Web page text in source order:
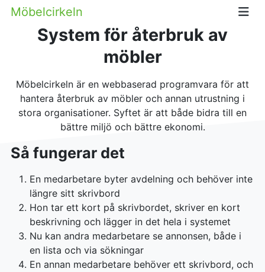
Möbelcirkeln
System för återbruk av
möbler
Möbelcirkeln är en webbaserad programvara för att
hantera återbruk av möbler och annan utrustning i
stora organisationer. Syftet är att både bidra till en
bättre miljö och bättre ekonomi.
Så fungerar det
En medarbetare byter avdelning och behöver inte
längre sitt skrivbord
Hon tar ett kort på skrivbordet, skriver en kort
beskrivning och lägger in det hela i systemet
Nu kan andra medarbetare se annonsen, både i
en lista och via sökningar
En annan medarbetare behöver ett skrivbord, och